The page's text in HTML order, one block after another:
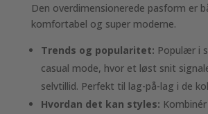
Den overdimensionerede pasform er
komfortabel og super moderne.
Trends og popularitet: Populær i
casual mode, hvor et løst snit
selvtillid. Perfekt til lag-på-lag i de
Hvordan det kan styles: